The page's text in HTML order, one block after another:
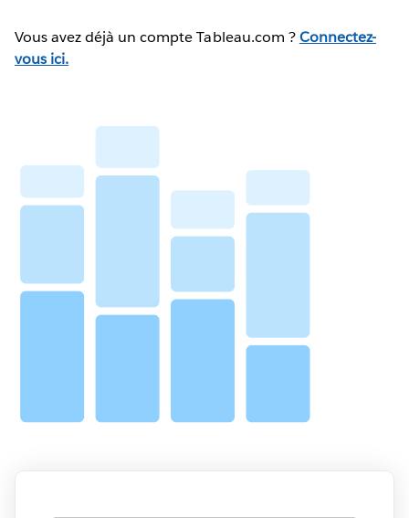
Vous avez déjà un compte Tableau.com ?Connectez-
vous ici.